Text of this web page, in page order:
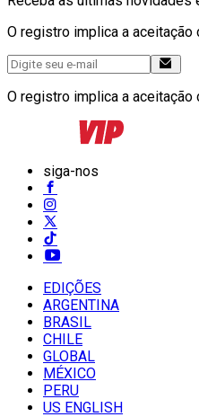
O registro implica a aceitação
O registro implica a aceitação
siga-nos
EDIÇÕES
ARGENTINA
BRASIL
CHILE
GLOBAL
MÉXICO
PERU
US ENGLISH